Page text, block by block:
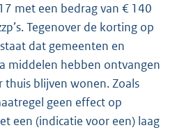
met een bedrag van € 140
Tegenover de korting op
dat gemeenten en
middelen hebben ontvangen
blijven wonen. Zoals
geen effect op
een (indicatie voor een) laag